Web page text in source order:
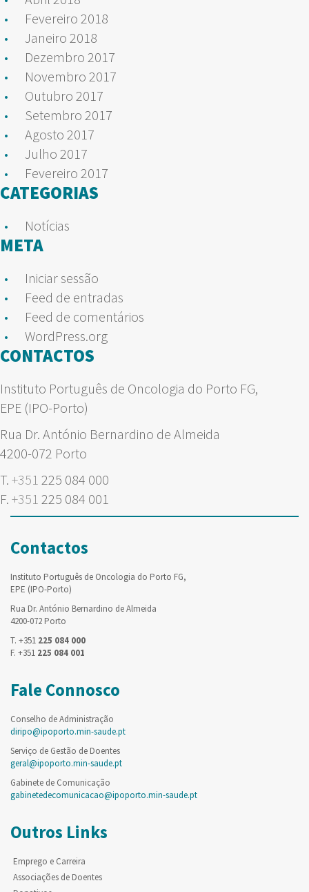
Fevereiro 2018
Janeiro 2018
Dezembro 2017
Novembro 2017
Outubro 2017
Setembro 2017
Agosto 2017
Julho 2017
Fevereiro 2017
CATEGORIAS
Notícias
META
Iniciar sessão
Feed de entradas
Feed de comentários
WordPress.org
CONTACTOS
Instituto Português de Oncologia do Porto FG,
EPE (IPO-Porto)
Rua Dr. António Bernardino de Almeida
4200-072 Porto
T. +351 225 084 000
F. +351 225 084 001
Contactos
Instituto Português de Oncologia do Porto FG,
EPE (IPO-Porto)
Rua Dr. António Bernardino de Almeida
4200-072 Porto
T. +351 225 084 000
F. +351 225 084 001
Fale Connosco
Conselho de Administração
diripo@ipoporto.min-saude.pt
Serviço de Gestão de Doentes
geral@ipoporto.min-saude.pt
Gabinete de Comunicação
gabinetedecomunicacao@ipoporto.min-saude.pt
Outros Links
Emprego e Carreira
Associações de Doentes